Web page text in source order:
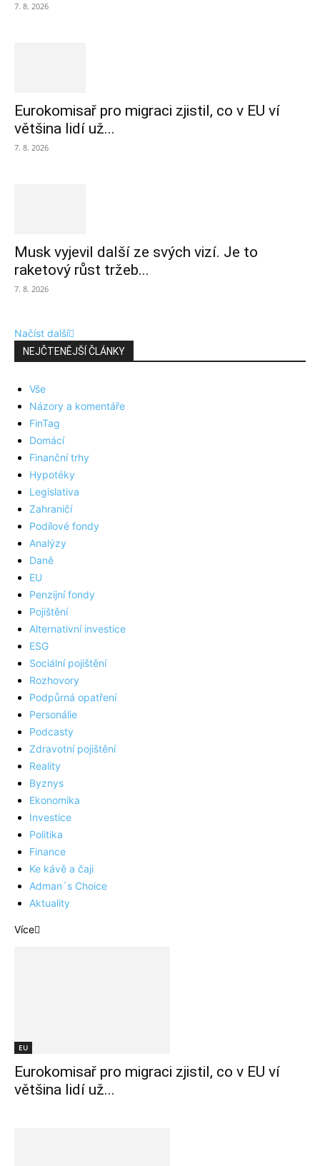
7. 8. 2026
Eurokomisař pro migraci zjistil, co v EU ví
většina lidí už...
7. 8. 2026
Musk vyjevil další ze svých vizí. Je to
raketový růst tržeb...
7. 8. 2026
Načíst další
NEJČTENĚJŠÍ ČLÁNKY
Vše
Názory a komentáře
FinTag
Domácí
Finanční trhy
Hypotéky
Legislativa
Zahraničí
Podílové fondy
Analýzy
Daně
EU
Penzijní fondy
Pojištění
Alternativní investice
ESG
Sociální pojištění
Rozhovory
Podpůrná opatření
Personálie
Podcasty
Zdravotní pojištění
Reality
Byznys
Ekonomika
Investice
Politika
Finance
Ke kávě a čaji
Adman´s Choice
Aktuality
Více
EU
Eurokomisař pro migraci zjistil, co v EU ví
většina lidí už...